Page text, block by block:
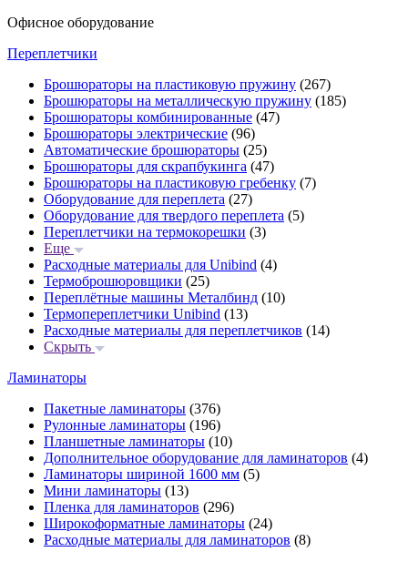
Офисное оборудование
Переплетчики
Брошюраторы на пластиковую пружину (267)
Брошюраторы на металлическую пружину (185)
Брошюраторы комбинированные (47)
Брошюраторы электрические (96)
Автоматические брошюраторы (25)
Брошюраторы для скрапбукинга (47)
Брошюраторы на пластиковую гребенку (7)
Оборудование для переплета (27)
Оборудование для твердого переплета (5)
Переплетчики на термокорешки (3)
Еще
Расходные материалы для Unibind (4)
Термоброшюровщики (25)
Переплётные машины Металбинд (10)
Термопереплетчики Unibind (13)
Расходные материалы для переплетчиков (14)
Скрыть
Ламинаторы
Пакетные ламинаторы (376)
Рулонные ламинаторы (196)
Планшетные ламинаторы (10)
Дополнительное оборудование для ламинаторов (4)
Ламинаторы шириной 1600 мм (5)
Мини ламинаторы (13)
Пленка для ламинаторов (296)
Широкоформатные ламинаторы (24)
Расходные материалы для ламинаторов (8)